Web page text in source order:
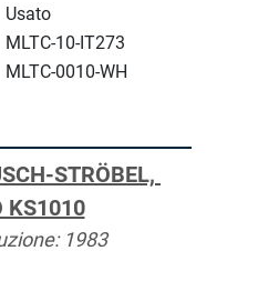
Usato
MLTC-10-IT273
MLTC-0010-WH
STRÖBEL,
KS1010
1983